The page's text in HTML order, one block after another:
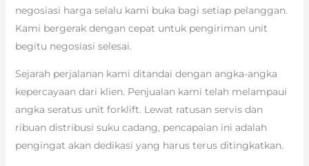
negosiasi harga selalu kami buka bagi setiap pelanggan.
Kami bergerak dengan cepat untuk pengiriman unit
begitu negosiasi selesai.
Sejarah perjalanan kami ditandai dengan angka-angka
kepercayaan dari klien. Penjualan kami telah melampaui
angka seratus unit forklift. Lewat ratusan servis dan
ribuan distribusi suku cadang, pencapaian ini adalah
pengingat akan dedikasi yang harus terus ditingkatkan.